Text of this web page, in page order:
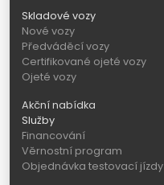
Skladové vozy
Nové vozy
Předváděcí vozy
Certifikované ojeté vozy
Ojeté vozy
Akční nabídka
Služby
Financování
Věrnostní program
Objednávka testovací jízdy